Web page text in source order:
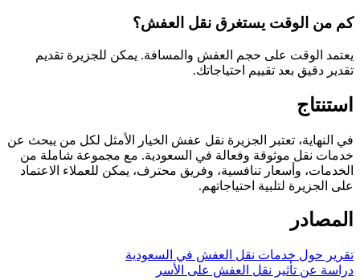
كم من الوقت يستغرق نقل العفش؟
يعتمد الوقت على حجم العفش والمسافة. يمكن للجزيرة تقديم
تقدير دقيق بعد تقييم احتياجاتك.
استنتاج
في النهاية، تعتبر الجزيرة نقل عفش الخيار الأمثل لكل من يبحث عن
خدمات نقل موثوقة وفعالة في السعودية. مع مجموعة شاملة من
الخدمات، وأسعار تنافسية، وفريق محترف، يمكن للعملاء الاعتماد
على الجزيرة لتلبية احتياجاتهم.
المصادر
تقرير حول خدمات نقل العفش في السعودية
دراسة عن تأثير نقل العفش على الأسر